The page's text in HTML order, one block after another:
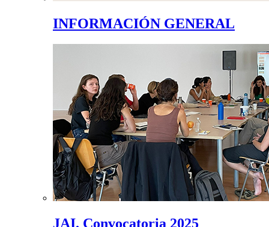
INFORMACIÓN GENERAL
JAI. Convocatoria 2025